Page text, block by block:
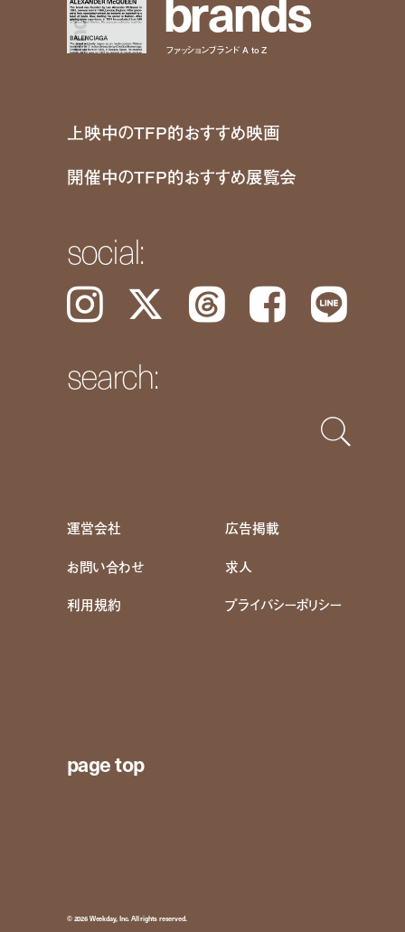
ファッションブランド A to Z
上映中のTFP的おすすめ映画
開催中のTFP的おすすめ展覧会
social:
Instagram 𝕏 Threads Facebook LINE
search:
運営会社
広告掲載
お問い合わせ
求人
利用規約
プライバシーポリシー
page top
© 2026 Weekday, Inc. All rights reserved.